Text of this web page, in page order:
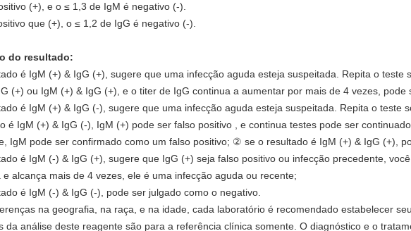
(+), e o ≤ 1,3 de IgM é negativo (-).
que (+), o ≤ 1,2 de IgG é negativo (-).
do resultado:
é IgM (+) & IgG (+), sugere que uma infecção aguda esteja suspeitada. Repita o
(+) ou IgM (+) & IgG (+), e o titer de IgG continua a aumentar por mais de 4 vezes,
é IgM (+) & IgG (-), sugere que uma infecção aguda esteja suspeitada. Repita o teste
é IgM (+) & IgG (-), IgM (+) pode ser falso positivo
, e continua testes pode ser
IgM pode ser confirmado como um falso positivo; ② se o resultado é IgM (+) & IgG (+),
é IgM (-) & IgG (+), sugere que IgG (+) seja falso positivo ou infecção precedente,
e alcança mais de 4 vezes, ele é uma infecção aguda ou recente;
é IgM (-) & IgG (-), pode ser julgado como o negativo.
na geografia, na raça, e na idade, cada laboratório é recomendado estabelecer
da análise deste reagente são para a referência clínica somente. O diagnóstico e o